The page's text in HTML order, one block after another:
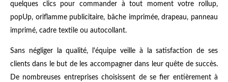
quelques clics pour commander à tout moment votre rollup,
popUp, oriflamme publicitaire, bâche imprimée, drapeau, panneau
imprimé, cadre textile ou autocollant.
Sans négliger la qualité, l'équipe veille à la satisfaction de ses
clients dans le but de les accompagner dans leur quête de succès.
De nombreuses entreprises choisissent de se fier entièrement à